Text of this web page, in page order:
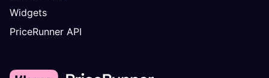
Widgets
PriceRunner API